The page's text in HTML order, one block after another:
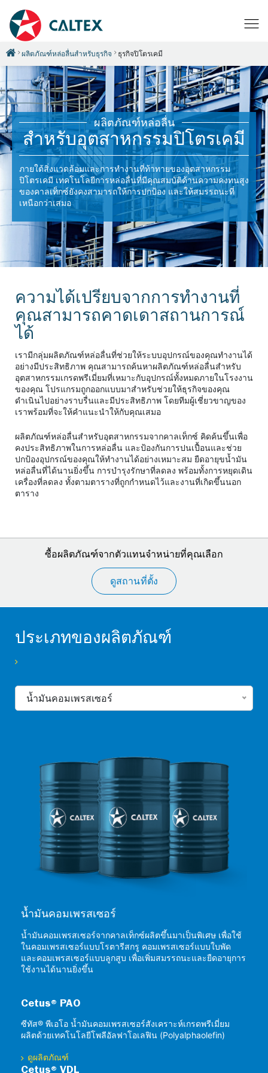
ผลิตภัณฑ์หล่อลื่นสำหรับธุรกิจ ธุรกิจปิโตรเคมี
ผลิตภัณฑ์หล่อลื่น
สำหรับอุตสาหกรรมปิโตรเคมี
ภายใต้สิ่งแวดล้อมและการทำงานที่ท้าทายของอุตสาหกรรม
ปิโตรเคมี เทคโนโลยีการหล่อลื่นที่มีคุณสมบัติด้านความคงทนสูง
ของคาลเท็กซ์ยังคงสามารถให้การปกป้อง และให้สมรรถนะที่
เหนือกว่าเสมอ
ความได้เปรียบจากการทำงานที่
คุณสามารถคาดเดาสถานการณ์
ได้
เรามีกลุ่มผลิตภัณฑ์หล่อลื่นที่ช่วยให้ระบบอุปกรณ์ของคุณทำงานได้
อย่างมีประสิทธิภาพ คุณสามารถค้นหาผลิตภัณฑ์หล่อลื่นสำหรับ
อุตสาหกรรมเกรดพรีเมี่ยมที่เหมาะกับอุปกรณ์ทั้งหมดภายในโรงงาน
ของคุณ โปรแกรมถูกออกแบบมาสำหรับช่วยให้ธุรกิจของคุณ
ดำเนินไปอย่างราบรื่นและมีประสิทธิภาพ โดยทีมผู้เชี่ยวขาญของ
เราพร้อมที่จะให้คำแนะนำให้กับคุณเสมอ
ผลิตภัณฑ์หล่อลื่นสำหรับอุตสาหกรรมจากคาลเท็กซ์ คิดค้นขึ้นเพื่อ
คงประสิทธิภาพในการหล่อลื่น และป้องกันการปนเปื้อนและช่วย
ปกป้องอุปกรณ์ของคุณให้ทำงานได้อย่างเหมาะสม ยืดอายุขน้ำมัน
หล่อลื่นที่ได้นานยิ่งขึ้น การบำรุงรักษาที่ลดลง พร้อมทั้งการหยุดเดิน
เครื่องที่ลดลง ทั้งตามตารางที่ถูกกำหนดไว้และงานที่เกิดขึ้นนอก
ตาราง
ซื้อผลิตภัณฑ์จากตัวแทนจำหน่ายที่คุณเลือก
ดูสถานที่ตั้ง
ประเภทของผลิตภัณฑ์
น้ำมันคอมเพรสเซอร์
น้ำมันคอมเพรสเซอร์
น้ำมันคอมเพรสเซอร์จากคาลเท็กซ์ผลิตขึ้นมาเป็นพิเศษ เพื่อใช้
ในคอมเพรสเซอร์แบบโรตารีสกรู คอมเพรสเซอร์แบบใบพัด
และคอมเพรสเซอร์แบบลูกสูบ เพื่อเพิ่มสมรรถนะและยืดอายุการ
ใช้งานได้นานยิ่งขึ้น
Cetus® PAO
ซีทัส® พีเอโอ น้ำมันคอมเพรสเซอร์สังเคราะห์เกรดพรีเมี่ยม
ผลิตด้วยเทคโนโลยีโพลีอัลฟาโอเลฟิน (Polyalphaolefin)
ดูผลิตภัณฑ์